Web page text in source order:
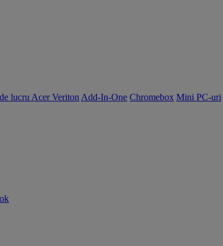
lucru Acer Veriton Add-In-One Chromebox Mini PC-uri